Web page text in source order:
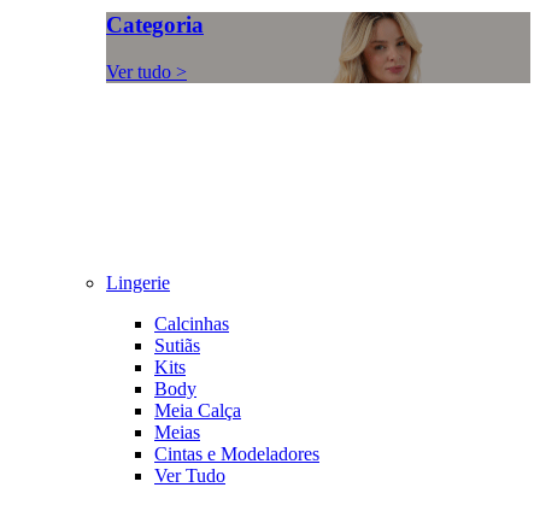
Categoria
Ver tudo >
Lingerie
Calcinhas
Sutiãs
Kits
Body
Meia Calça
Meias
Cintas e Modeladores
Ver Tudo